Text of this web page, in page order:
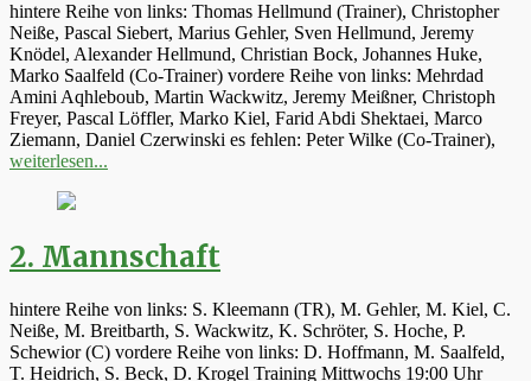
hintere Reihe von links: Thomas Hellmund (Trainer), Christopher
Neiße, Pascal Siebert, Marius Gehler, Sven Hellmund, Jeremy
Knödel, Alexander Hellmund, Christian Bock, Johannes Huke,
Marko Saalfeld (Co-Trainer) vordere Reihe von links: Mehrdad
Amini Aqhleboub, Martin Wackwitz, Jeremy Meißner, Christoph
Freyer, Pascal Löffler, Marko Kiel, Farid Abdi Shektaei, Marco
Ziemann, Daniel Czerwinski es fehlen: Peter Wilke (Co-Trainer),
weiterlesen...
2. Mannschaft
hintere Reihe von links: S. Kleemann (TR), M. Gehler, M. Kiel, C.
Neiße, M. Breitbarth, S. Wackwitz, K. Schröter, S. Hoche, P.
Schewior (C) vordere Reihe von links: D. Hoffmann, M. Saalfeld,
T. Heidrich, S. Beck, D. Krogel Training Mittwochs 19:00 Uhr